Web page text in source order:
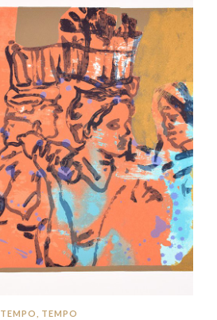
TEMPO, TEMPO